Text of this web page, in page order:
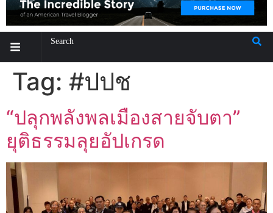
Tag: #ปปช
“ปลุกพลังพลเมืองสายจับตา”
ยุติธรรมลุยอัปเกรด